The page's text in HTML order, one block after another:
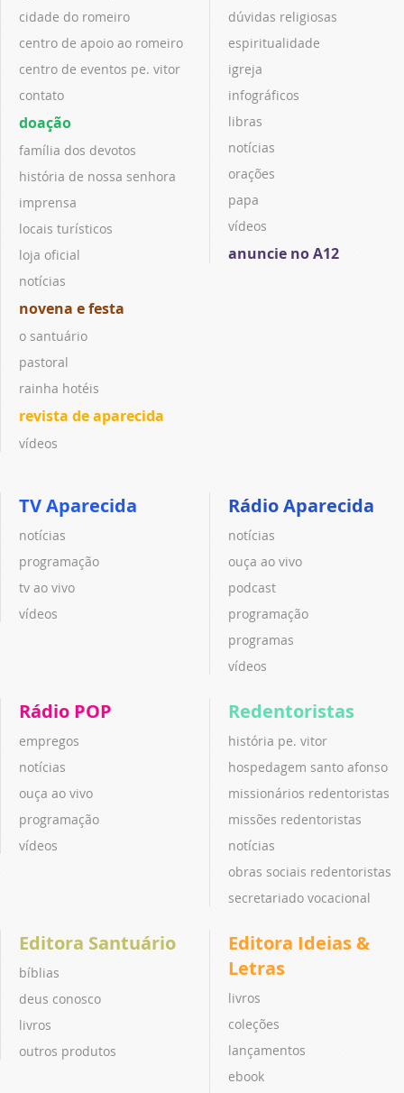
cidade do romeiro
centro de apoio ao romeiro
centro de eventos pe. vitor
contato
doação
família dos devotos
história de nossa senhora
imprensa
locais turísticos
loja oficial
notícias
novena e festa
o santuário
pastoral
rainha hotéis
revista de aparecida
vídeos
dúvidas religiosas
espiritualidade
igreja
infográficos
libras
notícias
orações
papa
vídeos
anuncie no A12
TV Aparecida
notícias
programação
tv ao vivo
vídeos
Rádio Aparecida
notícias
ouça ao vivo
podcast
programação
programas
vídeos
Rádio POP
empregos
notícias
ouça ao vivo
programação
vídeos
Redentoristas
história pe. vitor
hospedagem santo afonso
missionários redentoristas
missões redentoristas
notícias
obras sociais redentoristas
secretariado vocacional
Editora Santuário
bíblias
deus conosco
livros
outros produtos
Editora Ideias &
Letras
livros
coleções
lançamentos
ebook